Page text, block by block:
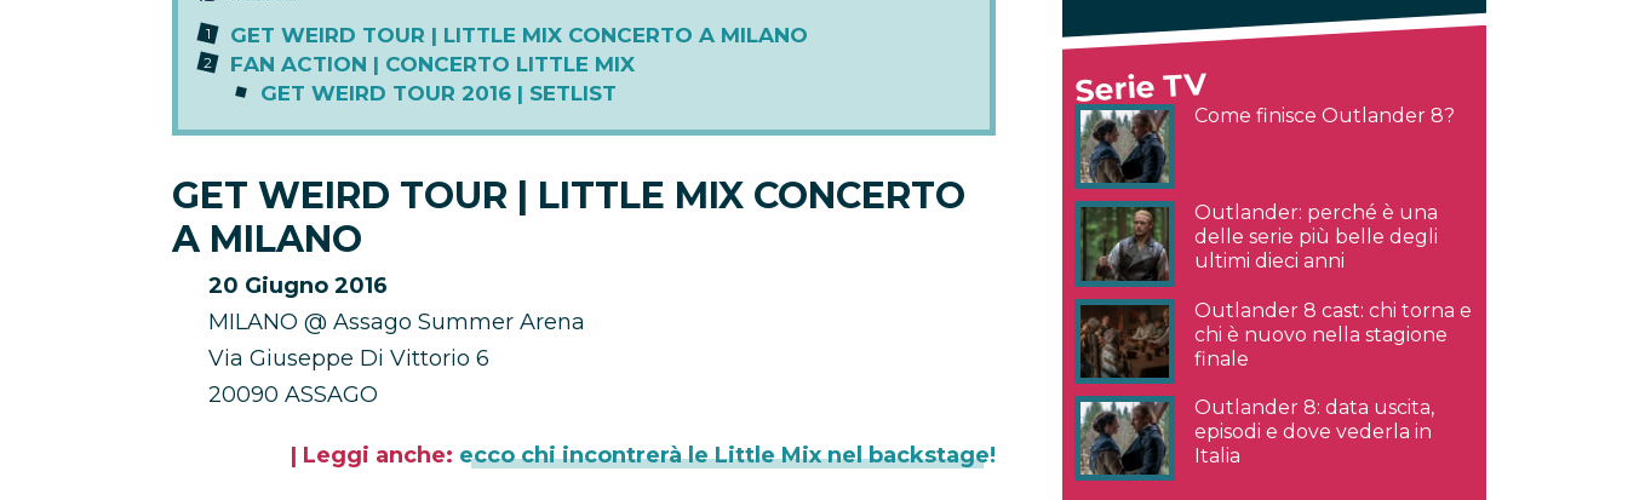
GET WEIRD TOUR | LITTLE MIX CONCERTO A MILANO
FAN ACTION | CONCERTO LITTLE MIX
GET WEIRD TOUR 2016 | SETLIST
GET WEIRD TOUR | LITTLE MIX CONCERTO
A MILANO
20 Giugno 2016
MILANO @ Assago Summer Arena
Via Giuseppe Di Vittorio 6
20090 ASSAGO
| Leggi anche: ecco chi incontrerà le Little Mix nel backstage!
Serie TV
Come finisce Outlander 8?
Outlander: perché è una
delle serie più belle degli
ultimi dieci anni
Outlander 8 cast: chi torna e
chi è nuovo nella stagione
finale
Outlander 8: data uscita,
episodi e dove vederla in
Italia